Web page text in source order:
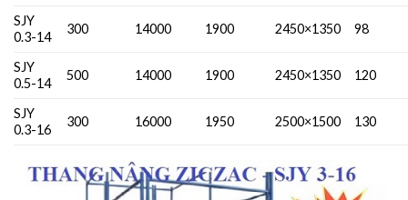
SJY
0.3-14
300 14000 1900 2450×1350 98
SJY
0.5-14
500 14000 1900 2450×1350 120
SJY
0.3-16
300 16000 1950 2500×1500 130